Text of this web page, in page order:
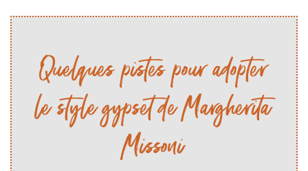
Quelques pistes pour adopter
le style gypset de Margherita
Missoni